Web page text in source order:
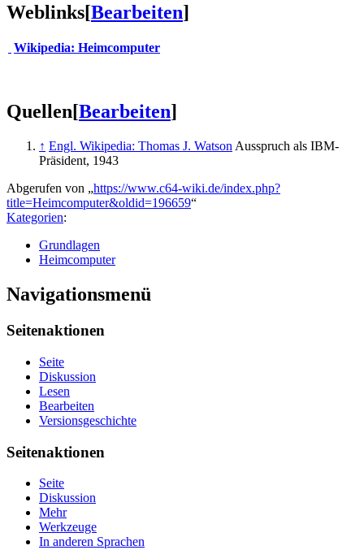
Weblinks[Bearbeiten]
Wikipedia: Heimcomputer
Quellen[Bearbeiten]
↑ Engl. Wikipedia: Thomas J. Watson Ausspruch als IBM-
Präsident, 1943
Abgerufen von „https://www.c64-wiki.de/index.php?
title=Heimcomputer&oldid=196659“
Kategorien:
Grundlagen
Heimcomputer
Navigationsmenü
Seitenaktionen
Seite
Diskussion
Lesen
Bearbeiten
Versionsgeschichte
Seitenaktionen
Seite
Diskussion
Mehr
Werkzeuge
In anderen Sprachen